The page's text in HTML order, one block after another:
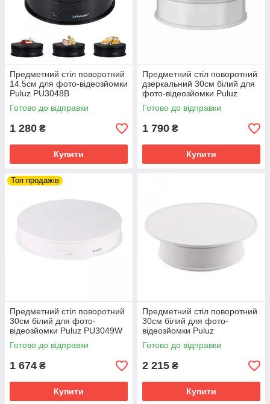
Предметний стіл поворотний
14.5см для фото-відеозйомки
Puluz PU3048B
Готово до відправки
1 280 ₴
Купити
Предметний стіл поворотний
дзеркальний 30см білий для
фото-відеозйомки Puluz
TBD048631604W
Готово до відправки
1 790 ₴
Купити
Топ продажів
Предметний стіл поворотний
30см білий для фото-
відеозйомки Puluz PU3049W
Готово до відправки
1 674 ₴
Купити
Предметний стіл поворотний
30см білий для фото-
відеозйомки Puluz
TBD048631603W
Готово до відправки
2 215 ₴
Купити